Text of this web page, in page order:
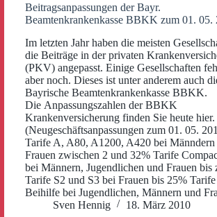
Beitragsanpassungen der Bayr.
Beamtenkrankenkasse BBKK zum 01. 05.
Im letzten Jahr haben die meisten
die Beiträge in der privaten
(PKV) angepasst. Einige Gesellschaften
aber noch. Dieses ist unter anderem auch
Bayrische Beamtenkrankenkasse BBKK.
Die Anpassungszahlen der BBKK
Krankenversicherung finden Sie heute hier.
(Neugeschäftsanpassungen zum 01. 05.
Tarife A, A80, A1200, A420 bei Männdern
Frauen zwischen 2 und 32% Tarife
bei Männern, Jugendlichen und Frauen bis
Tarife S2 und S3 bei Frauen bis 25%
Beihilfe bei Jugendlichen, Männern und
Sven Hennig
18. März 2010